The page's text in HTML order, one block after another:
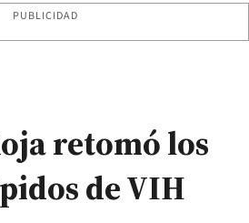
PUBLICIDAD
retomó los
de VIH